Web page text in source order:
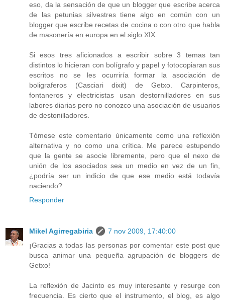
eso, da la sensación de que un blogger que escribe acerca
de las petunias silvestres tiene algo en común con un
blogger que escribe recetas de cocina o con otro que habla
de masonería en europa en el siglo XIX.
Si esos tres aficionados a escribir sobre 3 temas tan
distintos lo hicieran con bolígrafo y papel y fotocopiaran sus
escritos no se les ocurriría formar la asociación de
boligraferos (Casciari dixit) de Getxo. Carpinteros,
fontaneros y electricistas usan destornilladores en sus
labores diarias pero no conozco una asociación de usuarios
de destonilladores.
Tómese este comentario únicamente como una reflexión
alternativa y no como una crítica. Me parece estupendo
que la gente se asocie libremente, pero que el nexo de
unión de los asociados sea un medio en vez de un fin,
¿podría ser un indicio de que ese medio está todavía
naciendo?
Responder
Mikel Agirregabiria
7 nov 2009, 17:40:00
¡Gracias a todas las personas por comentar este post que
busca animar una pequeña agrupación de bloggers de
Getxo!
La reflexión de Jacinto es muy interesante y resurge con
frecuencia. Es cierto que el instrumento, el blog, es algo